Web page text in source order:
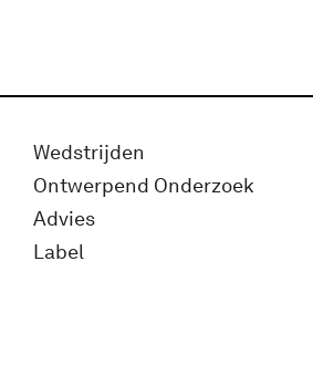
Wedstrijden
Ontwerpend Onderzoek
Advies
Label